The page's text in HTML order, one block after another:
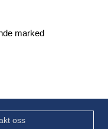
marked
oss